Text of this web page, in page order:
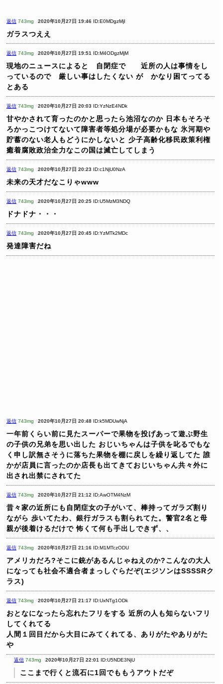
返信 743mg 2020年10月27日 19:46 ID:E0MDgzMjI
ガラスつええ
返信 743mg 2020年10月27日 19:51 ID:M4ODgzMjM
現地のニュースによると 自閉症で 近所の人は事情をし
っているので 厳しい事はしたくない が かなり困てってる
とある
返信 743mg 2020年10月27日 20:03 ID:YzNzE4NDk
甘やかされて育ったのかと思ったら池沼なのか 日本もそろそ
ろかっこつけてないて障害者等処分場が必要かもな 氷河期や
貯蓄のない老人もどうにかしないと 少子高齢化移民政策利権
癒着腐敗政治全力なこの国は滅亡してしまう
返信 743mg 2020年10月27日 20:23 ID:c1NjU0NzA
未来の天才だなこりゃwww
返信 743mg 2020年10月27日 20:25 ID:U5MzM3NDQ
ドナドナ・・・
返信 743mg 2020年10月27日 20:45 ID:YzMTk2MDc
発達障害だね
返信 743mg 2020年10月27日 20:48 ID:k5MDUwNjA
一年前くらい前に見たスーパーで果物を投げあって遊ぶ野生
の子供の兄弟を思い出した おじいちゃんは子供を叱るでもな
く申し訳無さそうに落ちた果物を棚に戻しを繰り返してた 誰
かが店員に言ったのか店長も出てきておじいちゃん共々外に
出され出禁にされてた
返信 743mg 2020年10月27日 21:12 ID:AwOTM4NzM
昔々家の近所にも自閉症女の子がいて、棒持ってガラズ割り
ながら 歩いてたわ、銀行ガラスも割られてた。警官2名と母
親が後着けるだけで 怖くて何も手出しできず、、
返信 743mg 2020年10月27日 21:16 ID:M1MTczODU
アメリカだろ?そこに銃があるんじゃねえのか?こんなの大人
になっても社会不適合者まっしぐらだぞ(エジソンはSSSSRク
ラス)
返信 743mg 2020年10月27日 21:17 ID:UxNTg1ODk
おとなになったら忘れたフリをする 近所の人も知らないフリ
してくれてる
人間１回目だから大目にみてくれてる、ありがたやありがた
や
返信 743mg 2020年10月27日 22:01 ID:U5NDE3NjU
ここまで行くと流石に1回でももうアウトだぞ